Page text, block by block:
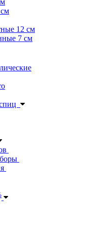
12 см
7 см